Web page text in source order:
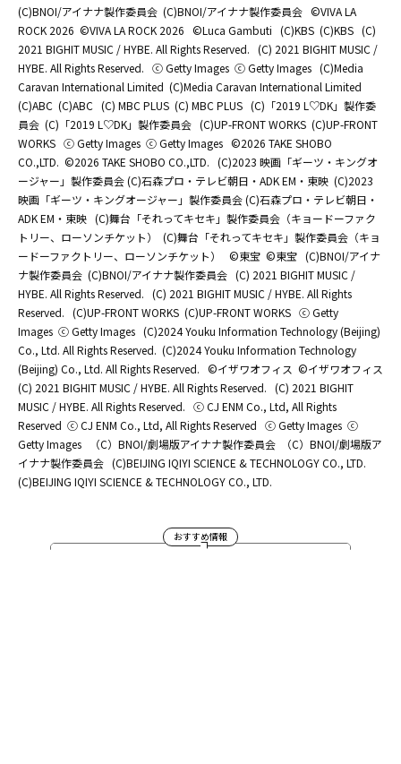
(C)BNOI/アイナナ製作委員会 (C)BNOI/アイナナ製作委員会 ©️VIVA LA
ROCK 2026 ©️VIVA LA ROCK 2026 ©Luca Gambuti (C)KBS (C)KBS (C)
2021 BIGHIT MUSIC / HYBE. All Rights Reserved. (C) 2021 BIGHIT MUSIC /
HYBE. All Rights Reserved. ⓒ Getty Images ⓒ Getty Images (C)Media
Caravan International Limited (C)Media Caravan International Limited
(C)ABC (C)ABC (C) MBC PLUS (C) MBC PLUS (C)「2019 L♡DK」製作委
員会 (C)「2019 L♡DK」製作委員会 (C)UP-FRONT WORKS (C)UP-FRONT
WORKS ⓒ Getty Images ⓒ Getty Images ©2026 TAKE SHOBO
CO.,LTD. ©2026 TAKE SHOBO CO.,LTD. (C)2023 映画「ギーツ・キングオ
ージャー」製作委員会 (C)石森プロ・テレビ朝日・ADK EM・東映 (C)2023
映画「ギーツ・キングオージャー」製作委員会 (C)石森プロ・テレビ朝日・
ADK EM・東映 (C)舞台「それってキセキ」製作委員会（キョードーファク
トリー、ローソンチケット）
(C)舞台「それってキセキ」製作委員会（キョ
ードーファクトリー、ローソンチケット）
©東宝 ©東宝 (C)BNOI/アイナ
ナ製作委員会 (C)BNOI/アイナナ製作委員会 (C) 2021 BIGHIT MUSIC /
HYBE. All Rights Reserved. (C) 2021 BIGHIT MUSIC / HYBE. All Rights
Reserved. (C)UP-FRONT WORKS (C)UP-FRONT WORKS ⓒ Getty
Images ⓒ Getty Images (C)2024 Youku Information Technology (Beijing)
Co., Ltd. All Rights Reserved. (C)2024 Youku Information Technology
(Beijing) Co., Ltd. All Rights Reserved. ©イザワオフィス ©イザワオフィス
(C) 2021 BIGHIT MUSIC / HYBE. All Rights Reserved. (C) 2021 BIGHIT
MUSIC / HYBE. All Rights Reserved. ⓒ CJ ENM Co., Ltd, All Rights
Reserved ⓒ CJ ENM Co., Ltd, All Rights Reserved ⓒ Getty Images ⓒ
Getty Images
（C）BNOI/劇場版アイナナ製作委員会
（C）BNOI/劇場版ア
イナナ製作委員会 (C)BEIJING IQIYI SCIENCE & TECHNOLOGY CO., LTD.
(C)BEIJING IQIYI SCIENCE & TECHNOLOGY CO., LTD.
おすすめ情報